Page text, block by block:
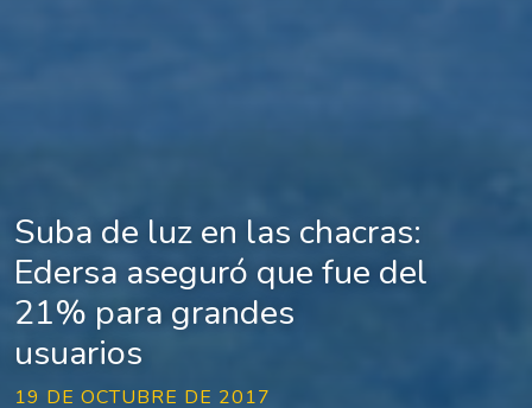
Suba de luz en las chacras:
Edersa aseguró que fue del
21% para grandes
usuarios
19 DE OCTUBRE DE 2017